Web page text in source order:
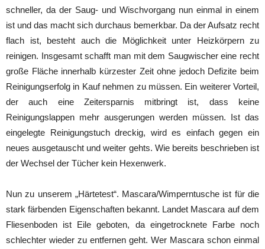
schneller, da der Saug- und Wischvorgang nun einmal in einem
ist und das macht sich durchaus bemerkbar. Da der Aufsatz recht
flach ist, besteht auch die Möglichkeit unter Heizkörpern zu
reinigen. Insgesamt schafft man mit dem Saugwischer eine recht
große Fläche innerhalb kürzester Zeit ohne jedoch Defizite beim
Reinigungserfolg in Kauf nehmen zu müssen. Ein weiterer Vorteil,
der auch eine Zeitersparnis mitbringt ist, dass keine
Reinigungslappen mehr ausgerungen werden müssen. Ist das
eingelegte Reinigungstuch dreckig, wird es einfach gegen ein
neues ausgetauscht und weiter gehts. Wie bereits beschrieben ist
der Wechsel der Tücher kein Hexenwerk.
Nun zu unserem „Härtetest“. Mascara/Wimperntusche ist für die
stark färbenden Eigenschaften bekannt. Landet Mascara auf dem
Fliesenboden ist Eile geboten, da eingetrocknete Farbe noch
schlechter wieder zu entfernen geht. Wer Mascara schon einmal